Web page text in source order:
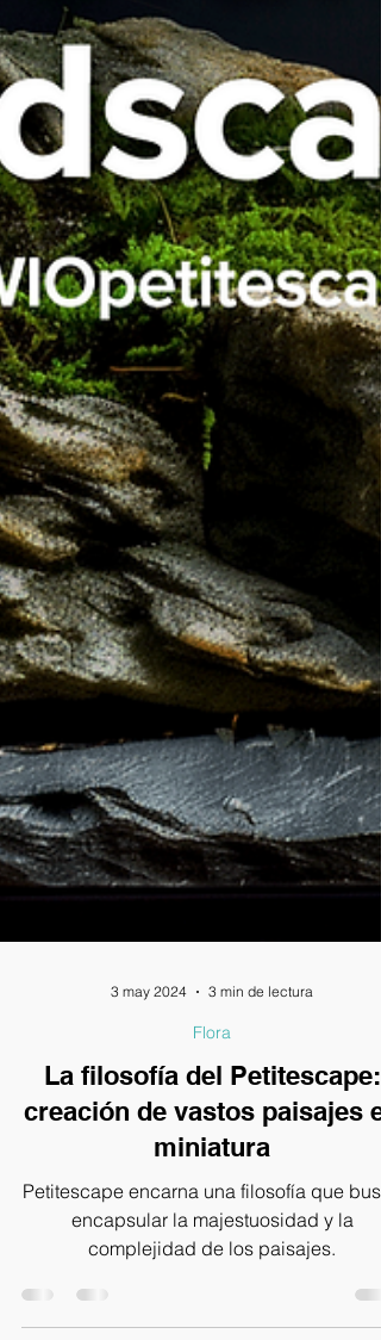
Flora
La filosofía del Petitescape:
creación de vastos paisajes
miniatura
Petitescape encarna una filosofía que
encapsular la majestuosidad y la